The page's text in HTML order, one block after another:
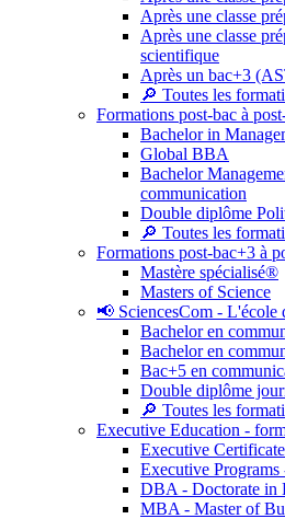
Après une classe
Après une classe
scientifique
Après un bac+3
🔎 Toutes les
Formations post-bac à
Bachelor in
Global BBA
Bachelor
communication
Double diplôme
🔎 Toutes les
Formations post-bac+3 à
Mastère spécialisé®
Masters of Science
📢 SciencesCom - L'école
Bachelor en
Bachelor en
Bac+5 en
Double diplôme
🔎 Toutes les
Executive Education -
Executive
Executive
DBA - Doctorate in
MBA - Master of